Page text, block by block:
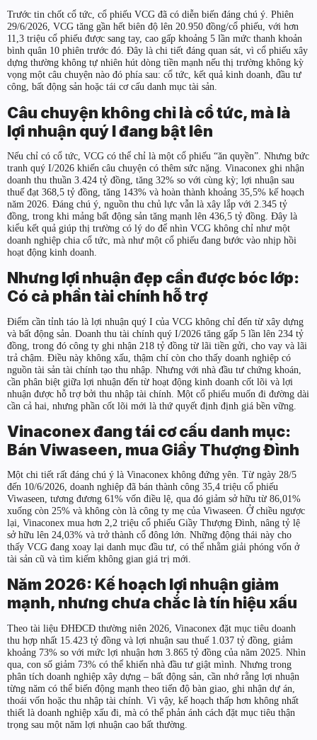
Trước tin chốt cổ tức, cổ phiếu VCG đã có diễn biến đáng chú ý. Phiên
29/6/2026, VCG tăng gần hết biên độ lên 20.950 đồng/cổ phiếu, với hơn
11,3 triệu cổ phiếu được sang tay, cao gấp khoảng 5 lần mức thanh khoản
bình quân 10 phiên trước đó. Đây là chi tiết đáng quan sát, vì cổ phiếu xây
dựng thường không tự nhiên hút dòng tiền mạnh nếu thị trường không kỳ
vọng một câu chuyện nào đó phía sau: cổ tức, kết quả kinh doanh, đầu tư
công, bất động sản hoặc tái cơ cấu danh mục tài sản.
Câu chuyện không chỉ là cổ tức, mà là
lợi nhuận quý I đang bật lên
Nếu chỉ có cổ tức, VCG có thể chỉ là một cổ phiếu “ăn quyền”. Nhưng bức
tranh quý I/2026 khiến câu chuyện có thêm sức nặng. Vinaconex ghi nhận
doanh thu thuần 3.424 tỷ đồng, tăng 32% so với cùng kỳ; lợi nhuận sau
thuế đạt 368,5 tỷ đồng, tăng 143% và hoàn thành khoảng 35,5% kế hoạch
năm 2026. Đáng chú ý, nguồn thu chủ lực vẫn là xây lắp với 2.345 tỷ
đồng, trong khi mảng bất động sản tăng mạnh lên 436,5 tỷ đồng. Đây là
kiểu kết quả giúp thị trường có lý do để nhìn VCG không chỉ như một
doanh nghiệp chia cổ tức, mà như một cổ phiếu đang bước vào nhịp hồi
hoạt động kinh doanh.
Nhưng lợi nhuận đẹp cần được bóc lớp:
Có cả phần tài chính hỗ trợ
Điểm cần tỉnh táo là lợi nhuận quý I của VCG không chỉ đến từ xây dựng
và bất động sản. Doanh thu tài chính quý I/2026 tăng gấp 5 lần lên 234 tỷ
đồng, trong đó công ty ghi nhận 218 tỷ đồng từ lãi tiền gửi, cho vay và lãi
trả chậm. Điều này không xấu, thậm chí còn cho thấy doanh nghiệp có
nguồn tài sản tài chính tạo thu nhập. Nhưng với nhà đầu tư chứng khoán,
cần phân biệt giữa lợi nhuận đến từ hoạt động kinh doanh cốt lõi và lợi
nhuận được hỗ trợ bởi thu nhập tài chính. Một cổ phiếu muốn đi đường dài
cần cả hai, nhưng phần cốt lõi mới là thứ quyết định định giá bền vững.
Vinaconex đang tái cơ cấu danh mục:
Bán Viwaseen, mua Giầy Thượng Đình
Một chi tiết rất đáng chú ý là Vinaconex không đứng yên. Từ ngày 28/5
đến 10/6/2026, doanh nghiệp đã bán thành công 35,4 triệu cổ phiếu
Viwaseen, tương đương 61% vốn điều lệ, qua đó giảm sở hữu từ 86,01%
xuống còn 25% và không còn là công ty mẹ của Viwaseen. Ở chiều ngược
lại, Vinaconex mua hơn 2,2 triệu cổ phiếu Giầy Thượng Đình, nâng tỷ lệ
sở hữu lên 24,03% và trở thành cổ đông lớn. Những động thái này cho
thấy VCG đang xoay lại danh mục đầu tư, có thể nhằm giải phóng vốn ở
tài sản cũ và tìm kiếm không gian giá trị mới.
Năm 2026: Kế hoạch lợi nhuận giảm
mạnh, nhưng chưa chắc là tín hiệu xấu
Theo tài liệu ĐHĐCĐ thường niên 2026, Vinaconex đặt mục tiêu doanh
thu hợp nhất 15.423 tỷ đồng và lợi nhuận sau thuế 1.037 tỷ đồng, giảm
khoảng 73% so với mức lợi nhuận hơn 3.865 tỷ đồng của năm 2025. Nhìn
qua, con số giảm 73% có thể khiến nhà đầu tư giật mình. Nhưng trong
phân tích doanh nghiệp xây dựng – bất động sản, cần nhớ rằng lợi nhuận
từng năm có thể biến động mạnh theo tiến độ bàn giao, ghi nhận dự án,
thoái vốn hoặc thu nhập tài chính. Vì vậy, kế hoạch thấp hơn không nhất
thiết là doanh nghiệp xấu đi, mà có thể phản ánh cách đặt mục tiêu thận
trọng sau một năm lợi nhuận cao bất thường.